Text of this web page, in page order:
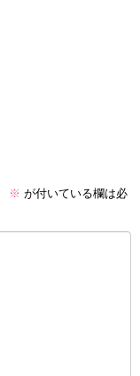
※ が付いている欄は必